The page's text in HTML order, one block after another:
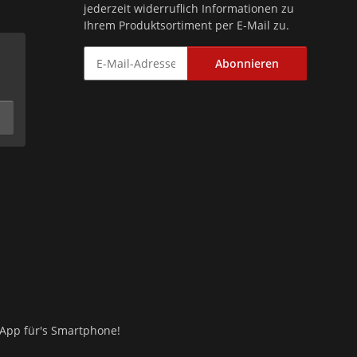
jederzeit widerruflich Informationen zu
Ihrem Produktsortiment per E-Mail zu.
Abonnieren
für's Smartphone!